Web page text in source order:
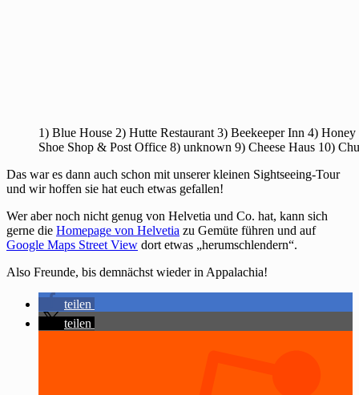
1) Blue House 2) Hutte Restaurant 3) Beekeeper Inn 4)
Shoe Shop & Post Office 8) unknown 9) Cheese Haus 10)
Das war es dann auch schon mit unserer kleinen Sightseeing-Tour
und wir hoffen sie hat euch etwas gefallen!
Wer aber noch nicht genug von Helvetia und Co. hat, kann sich
gerne die Homepage von Helvetia zu Gemüte führen und auf
Google Maps Street View dort etwas „herumschlendern“.
Also Freunde, bis demnächst wieder in Appalachia!
teilen
teilen